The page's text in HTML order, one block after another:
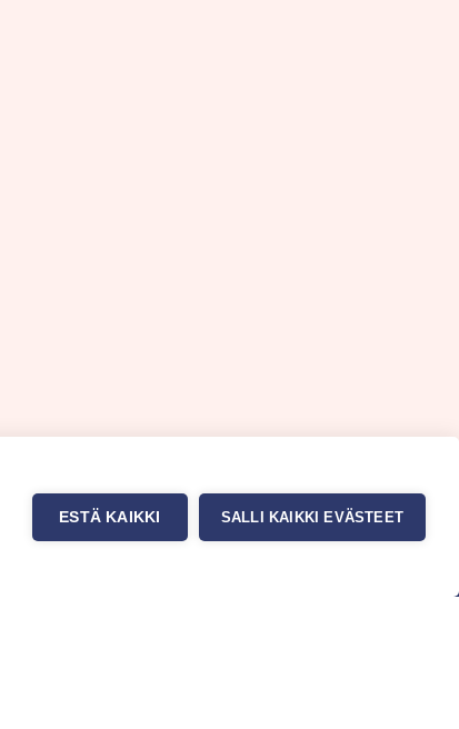
ESTÄ KAIKKI SALLI KAIKKI EVÄSTEET